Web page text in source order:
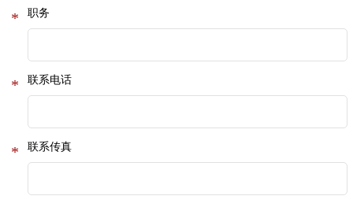
* 职务
* 联系电话
* 联系传真